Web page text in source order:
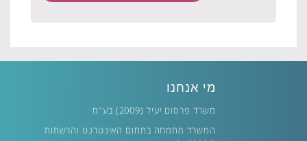
מי אנחנו
משרד פרסום יעיל (2009) בע"מ
המשרד מתמחה בתחום האינטרנט והרשתות